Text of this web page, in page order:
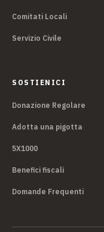
Comitati Locali
Servizio Civile
SOSTIENICI
Donazione Regolare
Adotta una pigotta
5X1000
Benefici fiscali
Domande Frequenti